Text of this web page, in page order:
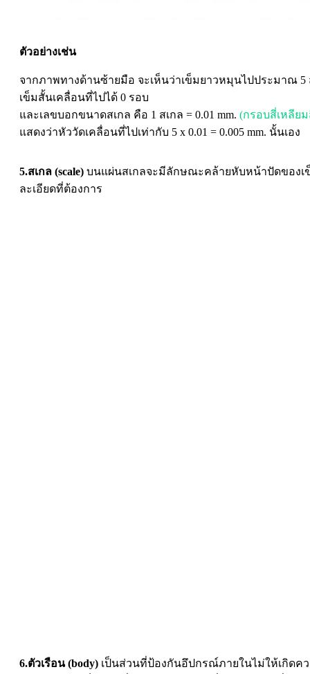
ตัวอย่างเช่น
จากภาพทางด้านซ้ายมือ จะเห็นว่าเข็มยาวหมุนไปประมาณ 5
เข็มสั้นเคลื่อนที่ไปได้ 0 รอบ
และเลขบอกขนาดสเกล คือ 1 สเกล = 0.01 mm. (กรอบสี่เหลียม
แสดงว่าหัววัดเคลื่อนที่ไปเท่ากับ 5 x 0.01 = 0.005 mm. นั้นเอง
5.สเกล (scale) บนแผ่นสเกลจะมีลักษณะคล้ายหับหน้าปัดของเ
ละเอียดที่ต้องการ
6.ตัวเรือน (body) เป็นส่วนที่ป้องกันอึปกรณ์ภายในไม่ให้เกิดคว